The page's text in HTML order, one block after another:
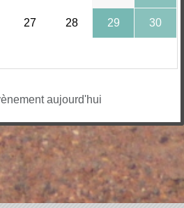
27 28 29 30
aujourd'hui